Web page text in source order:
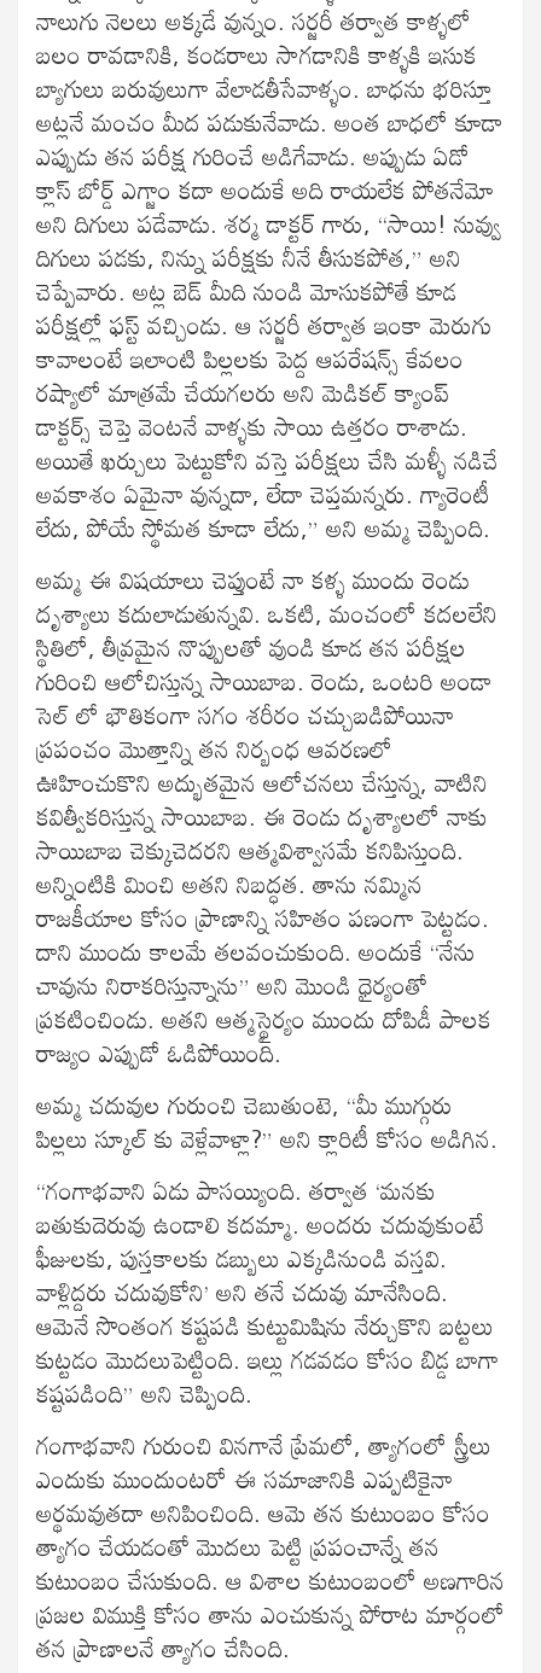
నాలుగు నెలలు అక్కడే వున్నం. సర్జరీ తర్వాత కాళ్ళలో
బలం రావడానికి, కండరాలు సాగడానికి కాళ్ళకి ఇసుక
బ్యాగులు బరువులుగా వేలాడతీసేవాళ్ళం. బాధను భరిస్తూ
అట్లనే మంచం మీద పడుకునేవాడు. అంత బాధలో కూడా
ఎప్పుడు తన పరీక్ష గురించే అడిగేవాడు. అప్పుడు ఏడో
క్లాస్ బోర్డ్ ఎగ్జాం కదా అందుకే అది రాయలేక పోతనేమో
అని దిగులు పడేవాడు. శర్మ డాక్టర్ గారు, “సాయి! నువ్వు
దిగులు పడకు, నిన్ను పరీక్షకు నీనే తీసుకపోత,” అని
చెప్పేవారు. అట్ల బెడ్ మీది నుండి మోసుకపోతే కూడ
పరీక్షల్లో ఫస్ట్ వచ్చిండు. ఆ సర్జరీ తర్వాత ఇంకా మెరుగు
కావాలంటే ఇలాంటి పిల్లలకు పెద్ద ఆపరేషన్స్ కేవలం
రష్యాలో మాత్రమే చేయగలరు అని మెడికల్ క్యాంప్
డాక్టర్స్ చెప్తె వెంటనే వాళ్ళకు సాయి ఉత్తరం రాశాడు.
అయితే ఖర్చులు పెట్టుకోని వస్తె పరీక్షలు చేసి మళ్ళీ నడిచే
అవకాశం ఏమైనా వున్నదా, లేదా చెప్తమన్నరు. గ్యారెంటీ
లేదు, పోయే స్థోమత కూడా లేదు,” అని అమ్మ చెప్పింది.
అమ్మ ఈ విషయాలు చెప్తుంటే నా కళ్ళ ముందు రెండు
దృశ్యాలు కదులాడుతున్నవి. ఒకటి, మంచంలో కదలలేని
స్థితిలో, తీవ్రమైన నొప్పులతో వుండి కూడ తన పరీక్షల
గురించి ఆలోచిస్తున్న సాయిబాబ. రెండు, ఒంటరి అండా
సెల్ లో భౌతికంగా సగం శరీరం చచ్చుబడిపోయినా
ప్రపంచం మొత్తాన్ని తన నిర్బంధ ఆవరణలో
ఊహించుకొని అద్భుతమైన ఆలోచనలు చేస్తున్న, వాటిని
కవిత్వీకరిస్తున్న సాయిబాబ. ఈ రెండు దృశ్యాలలో నాకు
సాయిబాబ చెక్కుచెదరని ఆత్మవిశ్వాసమే కనిపిస్తుంది.
అన్నింటికి మించి అతని నిబద్ధత. తాను నమ్మిన
రాజకీయాల కోసం ప్రాణాన్ని సహితం పణంగా పెట్టడం.
దాని ముందు కాలమే తలవంచుకుంది. అందుకే “నేను
చావును నిరాకరిస్తున్నాను” అని మొండి ధైర్యంతో
ప్రకటించిండు. అతని ఆత్మస్థైర్యం ముందు దోపిడీ పాలక
రాజ్యం ఎప్పుడో ఓడిపోయింది.
అమ్మ చదువుల గురుంచి చెబుతుంటె, “మీ ముగ్గురు
పిల్లలు స్కూల్ కు వెళ్లేవాళ్లా?” అని క్లారిటీ కోసం అడిగిన.
“గంగాభవాని ఏడు పాసయ్యింది. తర్వాత ‘మనకు
బతుకుదెరువు ఉండాలి కదమ్మా. అందరు చదువుకుంటే
ఫీజులకు, పుస్తకాలకు డబ్బులు ఎక్కడినుండి వస్తవి.
వాళ్లిద్దరు చదువుకోని’ అని తనే చదువు మానేసింది.
ఆమెనే సొంతంగ కష్టపడి కుట్టుమిషిను నేర్చుకొని బట్టలు
కుట్టడం మొదలుపెట్టింది. ఇల్లు గడవడం కోసం బిడ్డ బాగా
కష్టపడింది” అని చెప్పింది.
గంగాభవాని గురుంచి వినగానే ప్రేమలో, త్యాగంలో స్త్రీలు
ఎందుకు ముందుంటరో ఈ సమాజానికి ఎప్పటికైనా
అర్థమవుతదా అనిపించింది. ఆమె తన కుటుంబం కోసం
త్యాగం చేయడంతో మొదలు పెట్టి ప్రపంచాన్నే తన
కుటుంబం చేసుకుంది. ఆ విశాల కుటుంబంలో అణగారిన
ప్రజల విముక్తి కోసం తాను ఎంచుకున్న పోరాట మార్గంలో
తన ప్రాణాలనే త్యాగం చేసింది.